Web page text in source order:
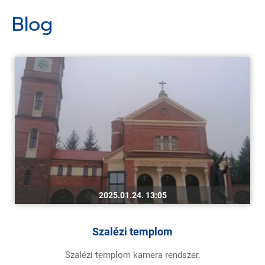
Blog
2025.01.24. 13:05
Szalézi templom
Szalézi templom kamera rendszer.